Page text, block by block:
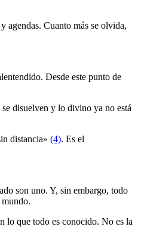
agendas. Cuanto más se olvida,
Desde este punto de
disuelven y lo divino ya no está
distancia» (4). Es el
son uno. Y, sin embargo, todo
lo que todo es conocido. No es la